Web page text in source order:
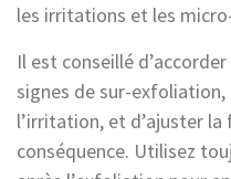
les irritations et les
Il est conseillé
signes de sur-
l’irritation, et d’ajuster la
conséquence. Utilisez